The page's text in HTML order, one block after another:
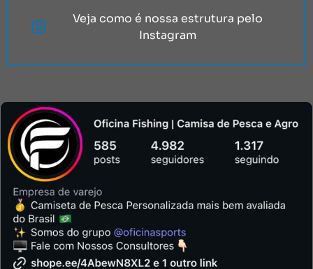
Veja como é nossa estrutura pelo
Instagram